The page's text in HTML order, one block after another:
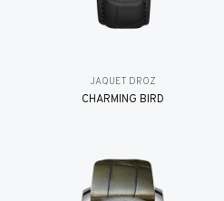
JAQUET DROZ
CHARMING BIRD